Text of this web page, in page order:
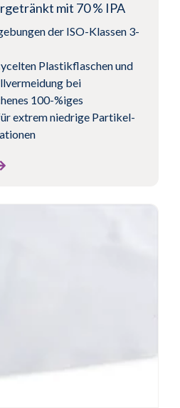
mit 70 % IPA
der ISO-Klassen 3-
Plastikflaschen und
bei
100-%iges
extrem niedrige Partikel-